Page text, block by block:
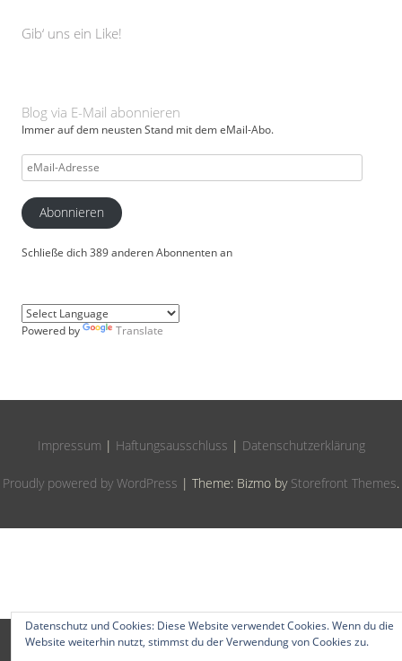
Gib‘ uns ein Like!
Blog via E-Mail abonnieren
Immer auf dem neusten Stand mit dem eMail-Abo.
eMail-
Adresse
Abonnieren
Schließe dich 389 anderen Abonnenten an
Powered by Translate
Impressum | Haftungsausschluss | Datenschutzerklärung
Proudly powered by WordPress | Theme: Bizmo by Storefront Themes.
Datenschutz und Cookies: Diese Website verwendet Cookies. Wenn du die
Website weiterhin nutzt, stimmst du der Verwendung von Cookies zu.